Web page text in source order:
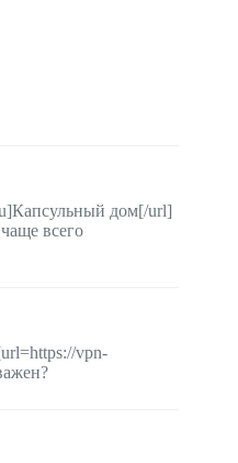
дом[/url]
всего
vpn-